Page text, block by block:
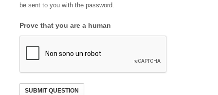
be sent to you with the password.
Prove that you are a human
SUBMIT QUESTION